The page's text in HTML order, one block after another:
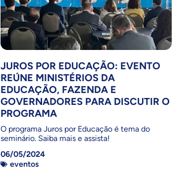
JUROS POR EDUCAÇÃO: EVENTO
REÚNE MINISTÉRIOS DA
EDUCAÇÃO, FAZENDA E
GOVERNADORES PARA DISCUTIR O
PROGRAMA
O programa Juros por Educação é tema do
seminário. Saiba mais e assista!
06/05/2024
eventos